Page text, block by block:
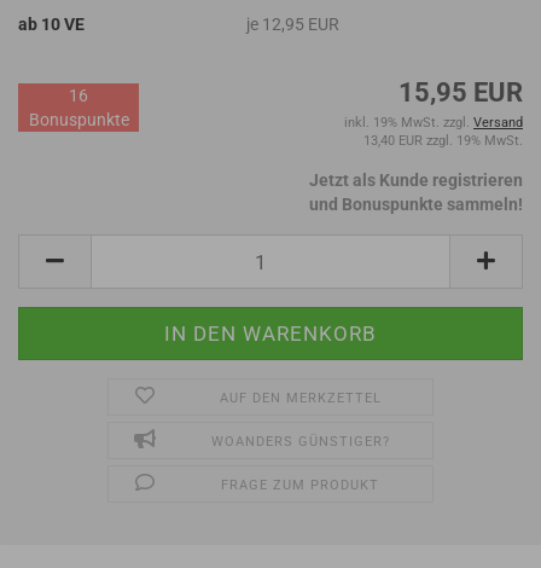
ab 10 VE
je 12,95 EUR
15,95 EUR
inkl. 19% MwSt. zzgl. Versand
13,40 EUR zzgl. 19% MwSt.
16
Bonuspunkte
Jetzt als Kunde registrieren
und Bonuspunkte sammeln!
AUF DEN MERKZETTEL
WOANDERS GÜNSTIGER?
FRAGE ZUM PRODUKT